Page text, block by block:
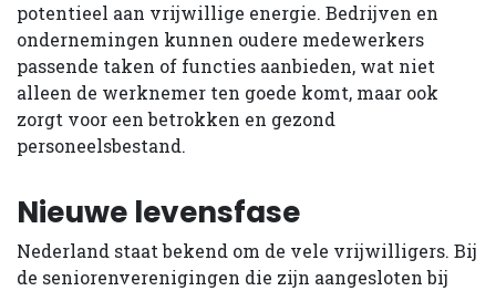
potentieel aan vrijwillige energie. Bedrijven en
ondernemingen kunnen oudere medewerkers
passende taken of functies aanbieden, wat niet
alleen de werknemer ten goede komt, maar ook
zorgt voor een betrokken en gezond
personeelsbestand.
Nieuwe levensfase
Nederland staat bekend om de vele vrijwilligers. Bij
de seniorenverenigingen die zijn aangesloten bij